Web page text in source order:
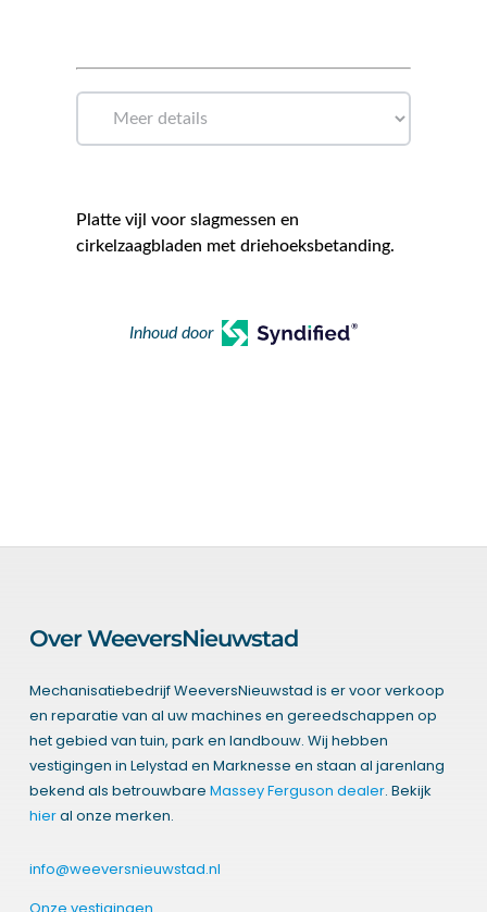
Platte vijl voor slagmessen en
cirkelzaagbladen met driehoeksbetanding.
Inhoud door
Over WeeversNieuwstad
Mechanisatiebedrijf WeeversNieuwstad is er voor verkoop
en reparatie van al uw machines en gereedschappen op
het gebied van tuin, park en landbouw. Wij hebben
vestigingen in Lelystad en Marknesse en staan al jarenlang
bekend als betrouwbare Massey Ferguson dealer. Bekijk
hieral onze merken.
info@weeversnieuwstad.nl